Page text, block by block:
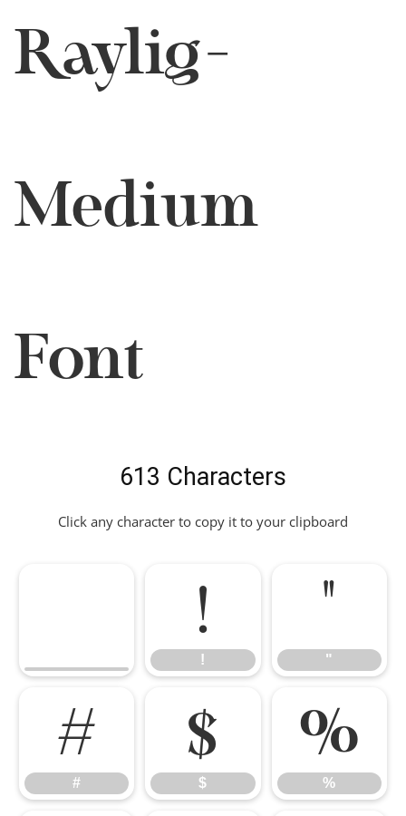
Raylig-
Medium
Font
613 Characters
Click any character to copy it to your clipboard
!
!
"
"
#
#
$
$
%
%